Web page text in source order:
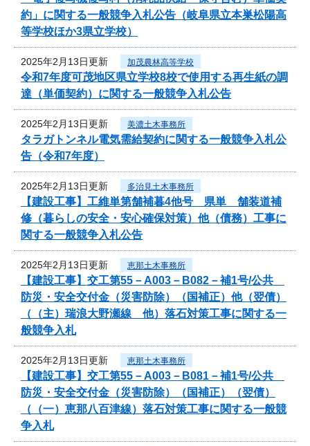
約」に関する一般競争入札公告（岐阜県立本巣松陽高
等学校ほか3県立学校）
2025年2月13日更新 加茂農林高等学校
令和7年度可茂地区県立学校8校で使用する再生紙の調
達（単価契約）に関する一般競争入札公告
2025年2月13日更新 美濃土木事務所
タラガトンネル電気需給契約に関する一般競争入札公
告（令和7年度）
2025年2月13日更新 多治見土木事務所
【建設工事】工維単第舗補暮4他号 県単 舗装道補
修（暮らしの安全・安心確保対策）他（債務）工事に
関する一般競争入札公告
2025年2月13日更新 恵那土木事務所
【建設工事】交工第55－A003－B082－補1号/公共
防災・安全交付金（災害防除）（国補正）他（翌債）
（（主）瑞浪大野瀬線 他）落石対策工事に関する一
般競争入札
2025年2月13日更新 恵那土木事務所
【建設工事】交工第55－A003－B081－補1号/公共
防災・安全交付金（災害防除）（国補正）（翌債）
（（一）恵那八百津線）落石対策工事に関する一般競
争入札